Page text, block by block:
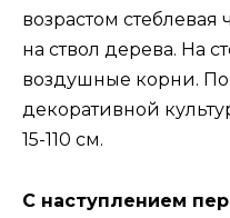
возрастом стеблевая
на ствол дерева. На
воздушные корни.
декоративной
15-110 см.
С наступлением